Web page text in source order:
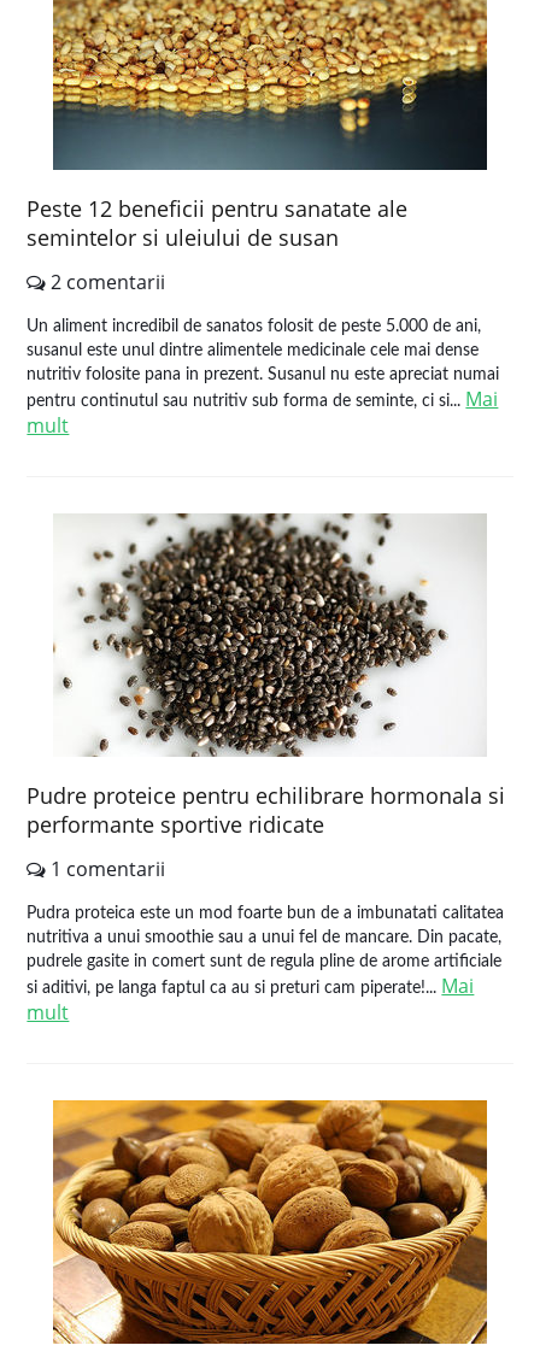
Peste 12 beneficii pentru sanatate ale
semintelor si uleiului de susan
2 comentarii
Un aliment incredibil de sanatos folosit de peste 5.000 de ani,
susanul este unul dintre alimentele medicinale cele mai dense
nutritiv folosite pana in prezent. Susanul nu este apreciat numai
pentru continutul sau nutritiv sub forma de seminte, ci si... Mai
mult
Pudre proteice pentru echilibrare hormonala si
performante sportive ridicate
1 comentarii
Pudra proteica este un mod foarte bun de a imbunatati calitatea
nutritiva a unui smoothie sau a unui fel de mancare. Din pacate,
pudrele gasite in comert sunt de regula pline de arome artificiale
si aditivi, pe langa faptul ca au si preturi cam piperate!... Mai
mult